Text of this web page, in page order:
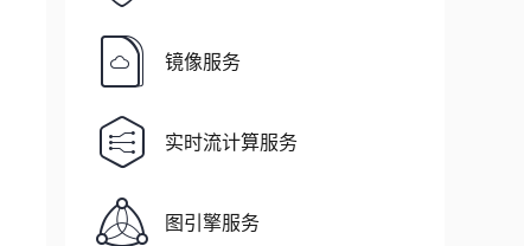
镜像服务
实时流计算服务
图引擎服务